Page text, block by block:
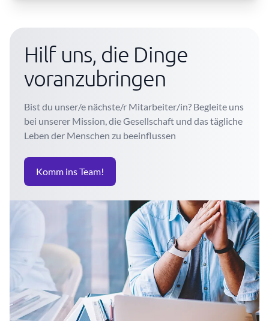
Hilf uns, die Dinge
voranzubringen
Bist du unser/e nächste/r Mitarbeiter/in? Begleite uns
bei unserer Mission, die Gesellschaft und das tägliche
Leben der Menschen zu beeinflussen
Komm ins Team!